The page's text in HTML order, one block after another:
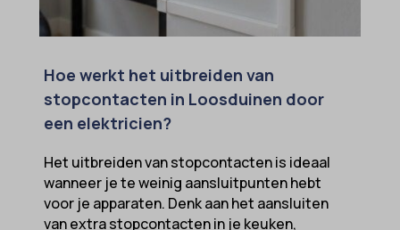
Hoe werkt het uitbreiden van
stopcontacten in Loosduinen door
een elektricien?
Het uitbreiden van stopcontacten is ideaal
wanneer je te weinig aansluitpunten hebt
voor je apparaten. Denk aan het aansluiten
van extra stopcontacten in je keuken,